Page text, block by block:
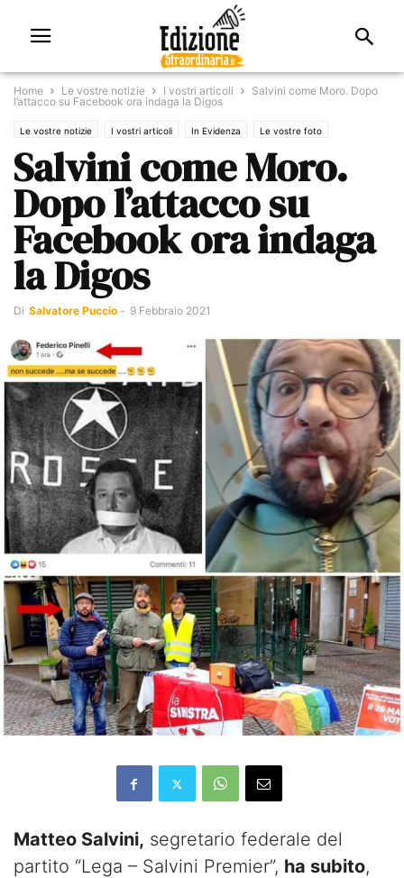
Home Le vostre notizie I vostri articoli
Salvini come Moro. Dopo
l’attacco su Facebook ora indaga la Digos
Le vostre notizie I vostri articoli In Evidenza Le vostre foto
Primo Piano
Salvini come Moro.
Dopo l’attacco su
Facebook ora indaga
la Digos
Di Salvatore Puccio - 9 Febbraio 2021
Matteo Salvini, segretario federale del
partito “Lega – Salvini Premier”, ha subito,